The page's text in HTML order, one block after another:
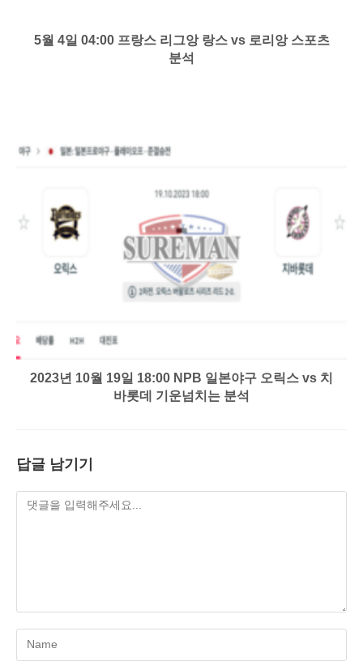
5월 4일 04:00 프랑스 리그앙 랑스 vs 로리앙 스포츠
분석
2023년 10월 19일 18:00 NPB 일본야구 오릭스 vs 치
바롯데 기운넘치는 분석
답글 남기기
Enter
your